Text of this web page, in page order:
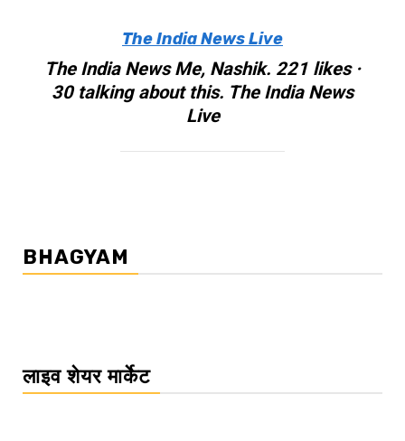
The India News Live
The India News Me, Nashik. 221 likes ·
30 talking about this. The India News
Live
BHAGYAM
लाइव शेयर मार्केट